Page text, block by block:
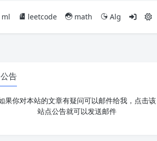
ml leetcode math Alg
公告
果你对本站的文章有疑问可以邮件给我，点击该
站点公告就可以发送邮件